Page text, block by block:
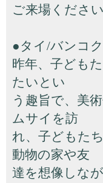
ご来場くださ
●タイ/バンコ
昨年、子ども
たいとい
う趣旨で、美
ムサイを訪
れ、子どもた
動物の家や友
達を想像しな